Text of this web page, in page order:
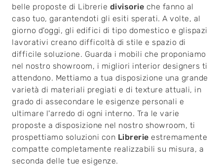
belle proposte di Librerie divisorie che fanno al
caso tuo, garantendoti gli esiti sperati. A volte, al
giorno d'oggi, gli edifici di tipo domestico e glispazi
lavorativi creano difficoltà di stile e spazio di
difficile soluzione. Guarda i mobili che proponiamo
nel nostro showroom, i migliori interior designers ti
attendono. Mettiamo a tua disposizione una grande
varietà di materiali pregiati e di texture attuali, in
grado di assecondare le esigenze personali e
ultimare l'arredo di ogni interno. Tra le varie
proposte a disposizione nel nostro showroom, ti
prospettiamo soluzioni con Librerie estremamente
compatte completamente realizzabili su misura, a
seconda delle tue esigenze.